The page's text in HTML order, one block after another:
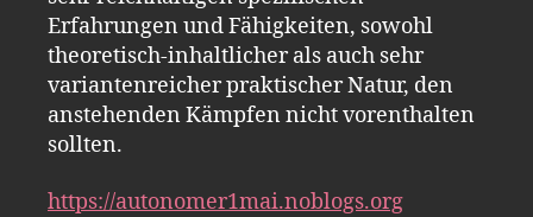
Erfahrungen und Fähigkeiten, sowohl
theoretisch-inhaltlicher als auch sehr
variantenreicher praktischer Natur, den
anstehenden Kämpfen nicht vorenthalten
sollten.
https://autonomer1mai.noblogs.org